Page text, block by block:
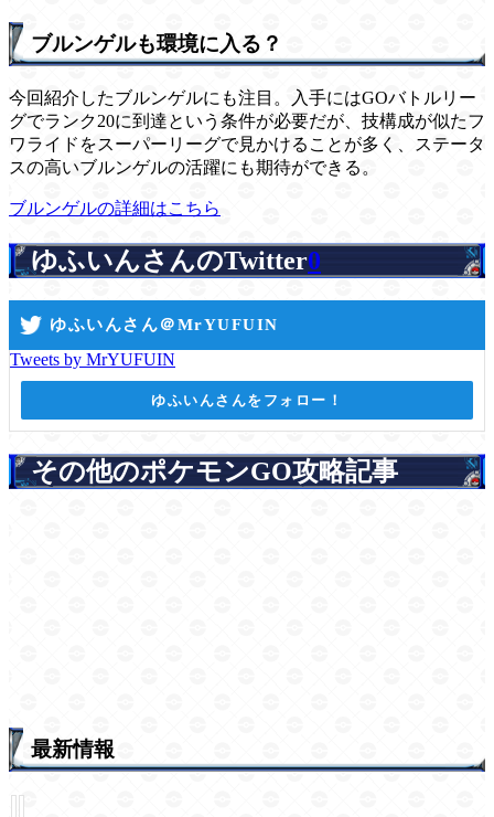
ブルンゲルも環境に入る？
今回紹介したブルンゲルにも注目。入手にはGOバトルリー
グでランク20に到達という条件が必要だが、技構成が似たフ
ワライドをスーパーリーグで見かけることが多く、ステータ
スの高いブルンゲルの活躍にも期待ができる。
ブルンゲルの詳細はこちら
ゆふいんさんのTwitter0
ゆふいんさん＠MrYUFUIN
Tweets by MrYUFUIN
ゆふいんさんをフォロー！
その他のポケモンGO攻略記事
最新情報